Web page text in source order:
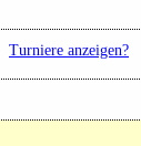
Turniere anzeigen?